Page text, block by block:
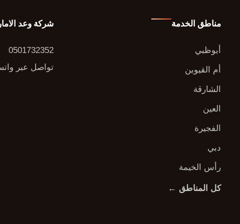
مناطق الخدمة
أبوظبي
أم القيوين
الشارقة
العين
الفجيرة
دبي
رأس الخيمة
كل المناطق ←
شركة وعد
0501732352
تواصل عبر